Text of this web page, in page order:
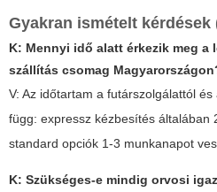
Gyakran ismételt kérdések
K: Mennyi idő alatt érkezik meg a
szállítás csomag
V: Az időtartam a futárszolgálattól
függ: expressz kézbesítés általában
standard opciók 1-3 munkanapot
K: Szükséges-e mindig orvosi